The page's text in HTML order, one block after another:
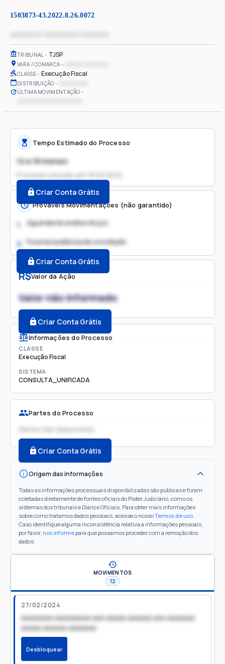
1503873-43.2022.8.26.0072
TRIBUNAL TJSP
VARA / COMARCA
CLASSE Execução Fiscal
DISTRIBUIÇÃO
ÚLTIMA MOVIMENTAÇÃO
R$Valor da Ação
Valor não informado
Criar Conta Grátis
Informações do Processo
CLASSE
Execução Fiscal
SISTEMA
CONSULTA_UNIFICADA
Partes do Processo
Partes não disponíveis
Criar Conta Grátis
Origem das informações
Todas as informações processuais disponibilizadas são públicas e foram
coletadas diretamente de fontes oficiais do Poder Judiciário, como os
sistemas dos tribunais e Diários Oficiais. Para obter mais informações
sobre como tratamos dados pessoais, acesse o nossoTermos de uso.
Caso identifique alguma inconsistência relativa a informações pessoais,
por favor, nos informe para que possamos proceder com a remoção dos
dados.
Tempo Estimado do Processo
12 a 18 meses
Processo iniciado em
Criar Conta Grátis
Prováveis Movimentações (não garantido)
1. Aguardando análise do juiz
2. Possível audiência de conciliação
Criar Conta Grátis
MOVIMENTOS
12
27/02/2024
xxxxxxxx xxxxxxxxx xxx xxxxx xxxxxx xxx xxxxxxx
xxxxx xxxxxx xxxxxxx
Desbloquear